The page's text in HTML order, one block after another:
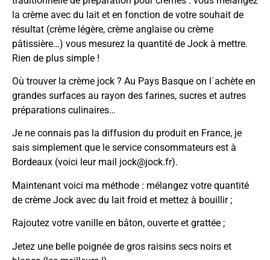
la crème avec du lait et en fonction de votre souhait de
résultat (crème légère, crème anglaise ou crème
pâtissière…) vous mesurez la quantité de Jock à mettre.
Rien de plus simple !
Où trouver la crème jock ? Au Pays Basque on l´achète en
grandes surfaces au rayon des farines, sucres et autres
préparations culinaires…
Je ne connais pas la diffusion du produit en France, je
sais simplement que le service consommateurs est à
Bordeaux (voici leur mail jock@jock.fr).
Maintenant voici ma méthode : mélangez votre quantité
de crème Jock avec du lait froid et mettez à bouillir ;
Rajoutez votre vanille en bâton, ouverte et grattée ;
Jetez une belle poignée de gros raisins secs noirs et